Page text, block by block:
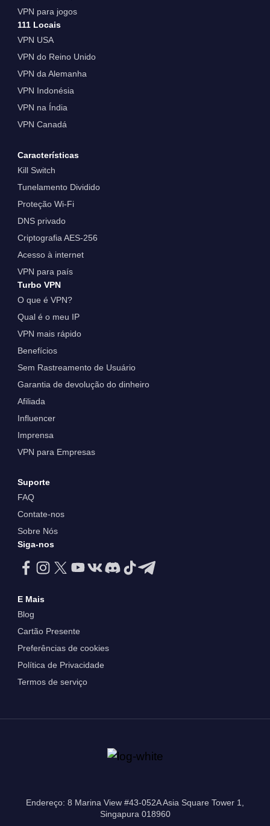
VPN para jogos
111 Locais
VPN USA
VPN do Reino Unido
VPN da Alemanha
VPN Indonésia
VPN na Índia
VPN Canadá
Características
Kill Switch
Tunelamento Dividido
Proteção Wi-Fi
DNS privado
Criptografia AES-256
Acesso à internet
VPN para país
Turbo VPN
O que é VPN?
Qual é o meu IP
VPN mais rápido
Benefícios
Sem Rastreamento de Usuário
Garantia de devolução do dinheiro
Afiliada
Influencer
Imprensa
VPN para Empresas
Suporte
FAQ
Contate-nos
Sobre Nós
Siga-nos
E Mais
Blog
Cartão Presente
Preferências de cookies
Política de Privacidade
Termos de serviço
Endereço: 8 Marina View #43-052A Asia Square Tower 1,
Singapura 018960